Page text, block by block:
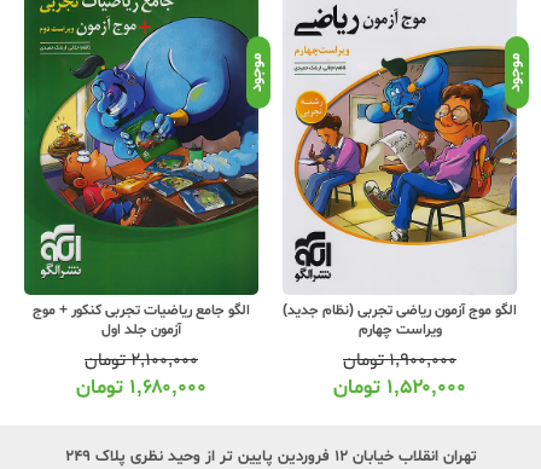
موجود
الگو جامع ریاضیات تجربی کنکور + موج
آزمون جلد اول
۲,۱۰۰,۰۰۰تومان
۱,۶۸۰,۰۰۰ تومان
موجود
خیلی سبز درسنامه ریاضی و آمار جامع
کنکور جلد دوم
۷۹۰,۰۰۰تومان
۶۳۹,۰۰۰تومان
تهران انقلاب خیابان ۱۲ فروردین پایین تر از وحید نظری پلاک ۲۴۹